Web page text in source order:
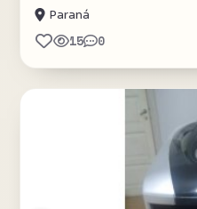
Paraná
15 0